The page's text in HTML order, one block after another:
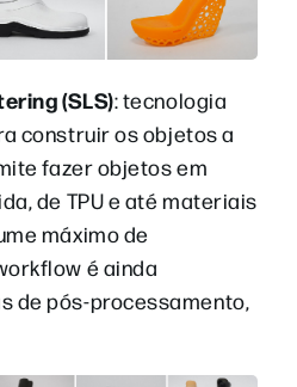
(SLS): tecnologia
construir os objetos a
fazer objetos em
de TPU e até materiais
máximo de
é ainda
de pós-processamento,